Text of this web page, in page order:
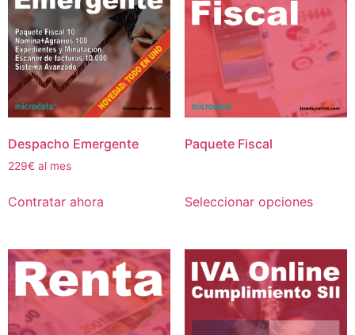
Despacho Emergente
229€ al mes
Contratar ahora
Paquete Fiscal
Seleccionar opciones